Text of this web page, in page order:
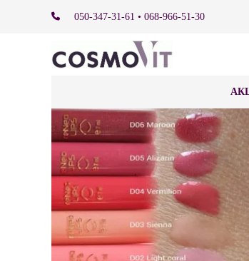
050-347-31-61 • 068-966-51-30